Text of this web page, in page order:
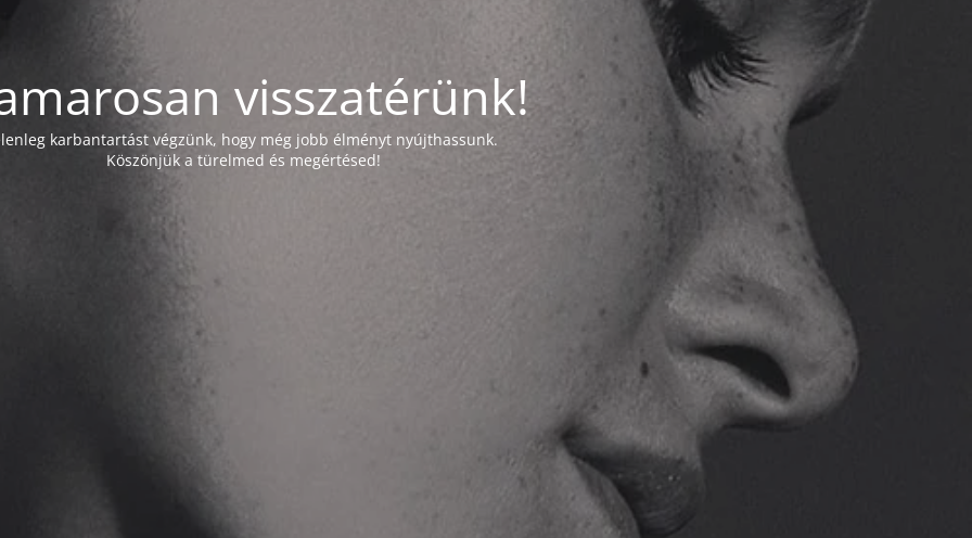
visszatérünk!
karbantartást végzünk, hogy még jobb élményt nyújthassunk.
Köszönjük a türelmed és megértésed!